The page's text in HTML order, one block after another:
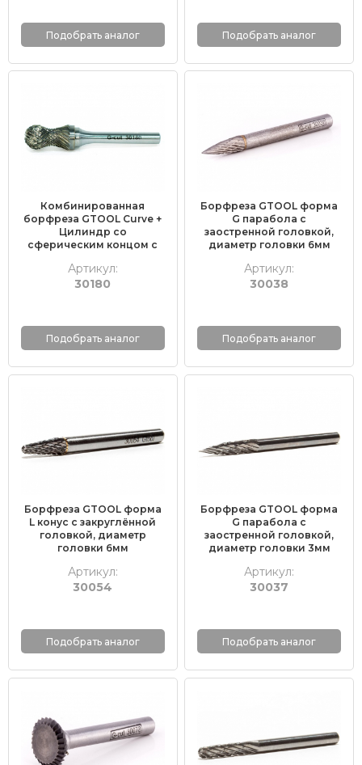
Подобрать аналог Подобрать аналог
Комбинированная
борфреза GTOOL Curve +
Цилиндр со
сферическим концом с
Артикул:
30180
Подобрать аналог
Борфреза GTOOL форма
G парабола с
заостренной головкой,
диаметр головки 6мм
Артикул:
30038
Подобрать аналог
Борфреза GTOOL форма
L конус с закруглённой
головкой, диаметр
головки 6мм
Артикул:
30054
Подобрать аналог
Борфреза GTOOL форма
G парабола с
заостренной головкой,
диаметр головки 3мм
Артикул:
30037
Подобрать аналог